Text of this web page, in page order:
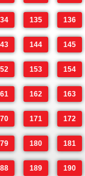
135 136
144 145
153 154
162 163
171 172
180 181
189 190